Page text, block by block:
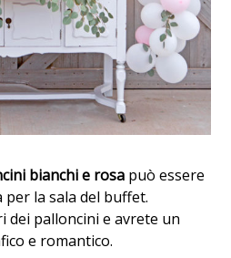
bianchi e rosa può essere
la sala del buffet.
dei palloncini e avrete un
e romantico.